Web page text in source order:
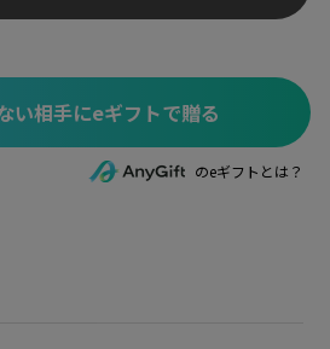
い相手にeギフトで贈る
のeギフトとは？